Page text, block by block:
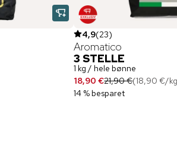
4,9(23)
Aromatico
3 STELLE
1 kg / hele bønne
18,90 €21,90 €(18,90 €/kg
14 % besparet